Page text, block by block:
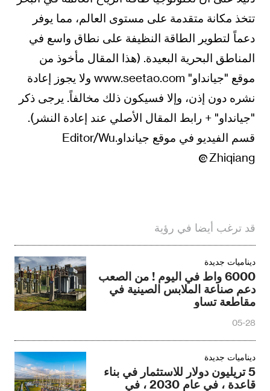
تتخذ مكانة متقدمة على مستوى العالم، مما يوفر
دعماً لتطوير الطاقة النظيفة على نطاق واسع في
المناطق البحرية البعيدة. (هذا المقال مأخوذ من
موقع "جيانداو" www.seetao.com ولا يجوز إعادة
نشره دون إذن، وإلا فسيكون ذلك مخالفاً. يرجى ذكر
"جيانداو" + رابط المقال الأصلي عند إعادة النشر).
قسم الفيديو في موقع جيانداو.Editor/Wu
Zhiqiang
قد ترغب أيضا في رؤية
ديناميات جديدة
6000 واط في اليوم ! من الصعب
دعم صناعة الملابس الصينية في
مقاطعة تساو
05-28
ديناميات جديدة
5 تريليون دولار للاستثمار في بناء
قاعدة ، في عام 2030 ، في